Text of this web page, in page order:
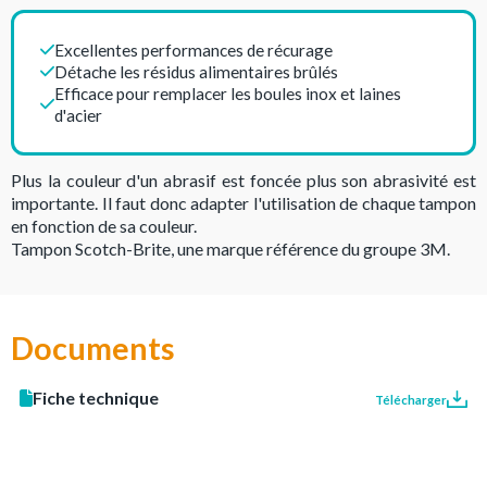
Excellentes performances de récurage
Détache les résidus alimentaires brûlés
Efficace pour remplacer les boules inox et laines
d'acier
Plus la couleur d'un abrasif est foncée plus son abrasivité est
importante. Il faut donc adapter l'utilisation de chaque tampon
en fonction de sa couleur.
Tampon Scotch-Brite, une marque référence du groupe 3M.
Documents
Fiche technique Télécharger